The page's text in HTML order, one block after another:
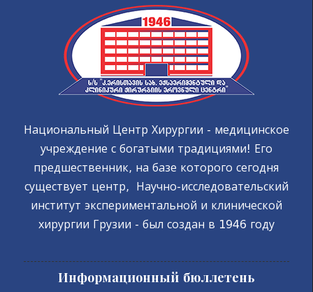
Национальный Центр Хирургии - медицинское
учреждение с богатыми традициями! Его
предшественник, на базе которого сегодня
существует центр, Научно-исследовательский
институт экспериментальной и клинической
хирургии Грузии - был создан в 1946 году
Информационный бюллетень